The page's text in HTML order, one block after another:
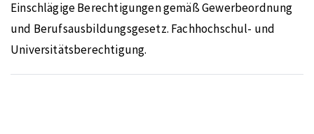
Einschlägige Berechtigungen gemäß Gewerbeordnung
und Berufsausbildungsgesetz. Fachhochschul- und
Universitätsberechtigung.